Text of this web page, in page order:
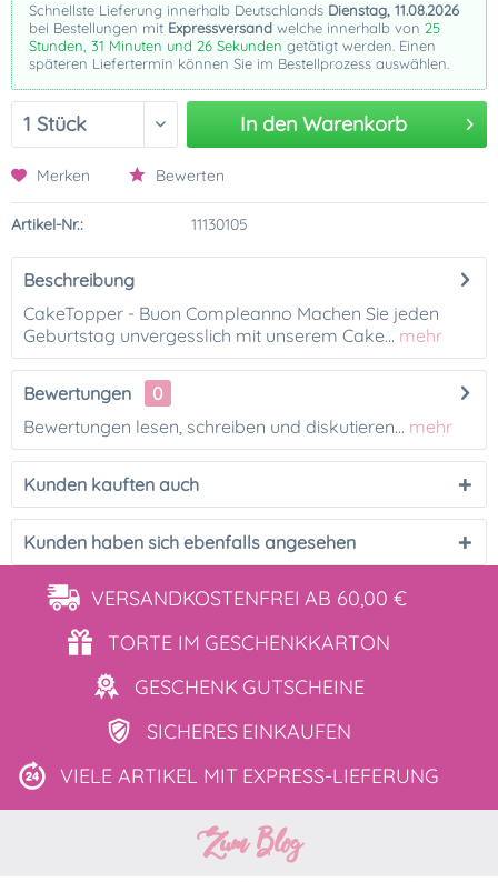
Schnellste Lieferung innerhalb Deutschlands Dienstag, 11.08.2026
bei Bestellungen mit Expressversand welche innerhalb von 25
Stunden, 31 Minuten und 25 Sekunden getätigt werden. Einen
späteren Liefertermin können Sie im Bestellprozess auswählen.
In den Warenkorb
Merken Bewerten
Artikel-Nr.: 11130105
Beschreibung
CakeTopper - Buon Compleanno Machen Sie jeden
Geburtstag unvergesslich mit unserem Cake... mehr
Bewertungen
0
Bewertungen lesen, schreiben und diskutieren... mehr
Kunden kauften auch
Kunden haben sich ebenfalls angesehen
VERSANDKOSTENFREI AB 60,00 €
TORTE IM GESCHENKKARTON
GESCHENK GUTSCHEINE
SICHERES EINKAUFEN
VIELE ARTIKEL MIT EXPRESS-LIEFERUNG
Zum Blog